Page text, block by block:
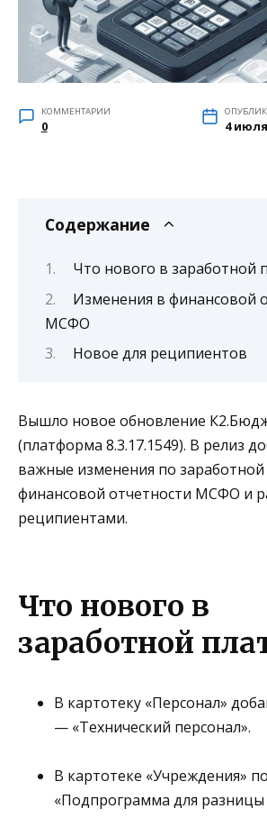
КОММЕНТАРИИ
0 4
Содержание
Что нового в заработной
Изменения в финансовой
МСФО
Новое для реципиентов
Вышло новое обновление
(платформа 8.3.17.1549). В релиз
важные изменения по заработной
финансовой отчетности МСФО и
реципиентами.
Что нового в
заработной
В картотеку «Персонал»
— «Технический персонал».
В картотеке «Учреждения»
«Подпрограмма для разницы